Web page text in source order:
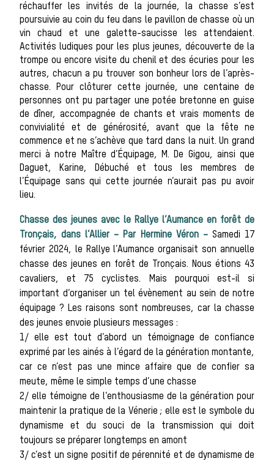
La
réchauffer les invités de la journée, la chasse s’est
poursuivie au coin du feu dans le pavillon de chasse où un
vin chaud et une galette-saucisse les attendaient.
Activités ludiques pour les plus jeunes, découverte de la
trompe ou encore visite du chenil et des écuries pour les
autres, chacun a pu trouver son bonheur lors de l’après-
chasse. Pour clôturer cette journée, une centaine de
personnes ont pu partager une potée bretonne en guise
de dîner, accompagnée de chants et vrais moments de
convivialité et de générosité, avant que la fête ne
commence et ne s’achève que tard dans la nuit. Un grand
merci à notre Maître d’Équipage, M. De Gigou, ainsi que
Daguet, Karine, Débuché et tous les membres de
l’Équipage sans qui cette journée n’aurait pas pu avoir
lieu.
Chasse des jeunes avec le Rallye l’Aumance en forêt de
Tronçais, dans l’Allier – Par Hermine Véron –Samedi 17
février 2024, le Rallye l’Aumance organisait son annuelle
chasse des jeunes en forêt de Tronçais. Nous étions 43
cavaliers, et 75 cyclistes. Mais pourquoi est-il si
important d’organiser un tel évènement au sein de notre
équipage ? Les raisons sont nombreuses, car la chasse
des jeunes envoie plusieurs messages :
1/ elle est tout d’abord un témoignage de confiance
exprimé par les ainés à l’égard de la génération montante,
car ce n’est pas une mince affaire que de confier sa
meute, même le simple temps d’une chasse
2/ elle témoigne de l’enthousiasme de la génération pour
maintenir la pratique de la Vénerie ; elle est le symbole du
dynamisme et du souci de la transmission qui doit
toujours se préparer longtemps en amont
3/ c’est un signe positif de pérennité et de dynamisme de